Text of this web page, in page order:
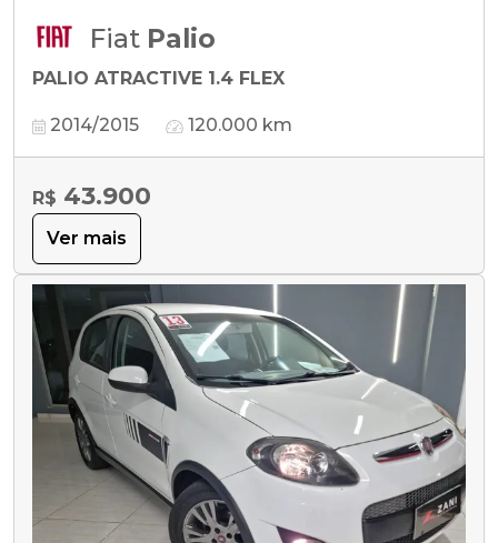
Fiat Palio
PALIO ATRACTIVE 1.4 FLEX
2014/2015 120.000 km
R$ 43.900
Ver mais